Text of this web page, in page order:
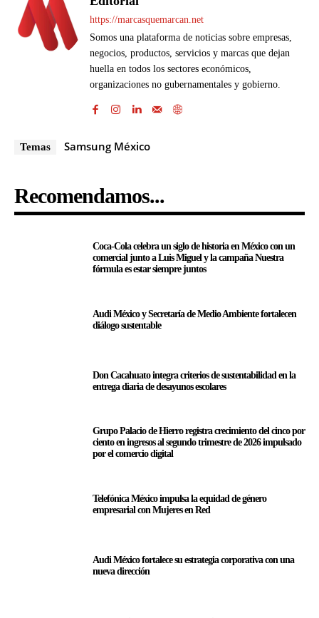
https://marcasquemarcan.net
Somos una plataforma de noticias sobre empresas,
negocios, productos, servicios y marcas que dejan
huella en todos los sectores económicos,
organizaciones no gubernamentales y gobierno.
Temas Samsung México
Recomendamos...
Coca-Cola celebra un siglo de historia en México con un
comercial junto a Luis Miguel y la campaña Nuestra
fórmula es estar siempre juntos
Audi México y Secretaría de Medio Ambiente fortalecen
diálogo sustentable
Don Cacahuato integra criterios de sustentabilidad en la
entrega diaria de desayunos escolares
Grupo Palacio de Hierro registra crecimiento del cinco por
ciento en ingresos al segundo trimestre de 2026 impulsado
por el comercio digital
Telefónica México impulsa la equidad de género
empresarial con Mujeres en Red
Audi México fortalece su estrategia corporativa con una
nueva dirección